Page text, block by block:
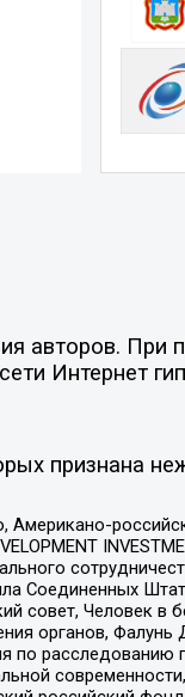
авторов. При
Интернет
признана
Американо-
Соединенных
совет, Человек в
органов, Фалунь
по расследованию